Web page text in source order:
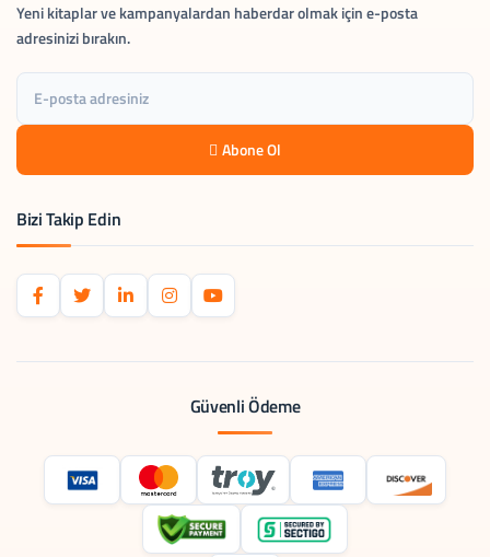
Yeni kitaplar ve kampanyalardan haberdar olmak için e-posta
adresinizi bırakın.
Abone Ol
Bizi Takip Edin
Güvenli Ödeme